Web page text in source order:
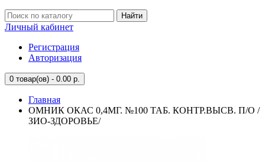
Найти
Личный кабинет
Регистрация
Авторизация
0 товар(ов) - 0.00 р.
Главная
ОМНИК ОКАС 0,4МГ. №100 ТАБ. КОНТР.ВЫСВ. П/О /
ЗИО-ЗДОРОВЬЕ/